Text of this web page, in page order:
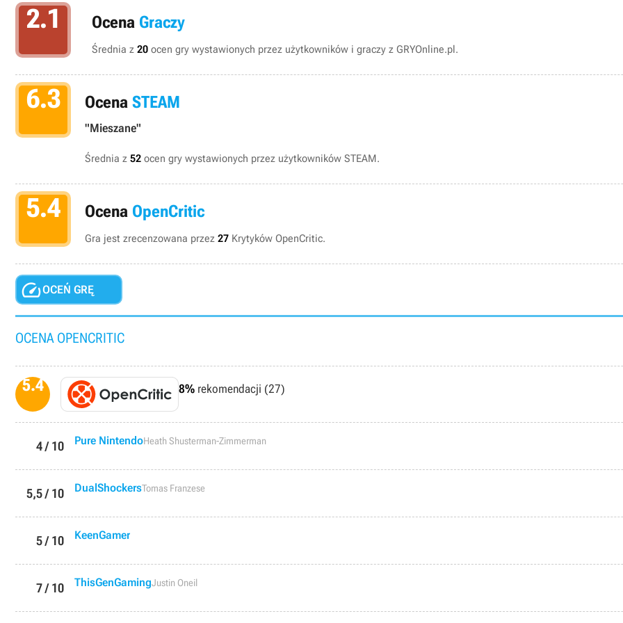
2.1 Ocena Graczy
Średnia z 20 ocen gry wystawionych przez użytkowników i graczy z GRYOnline.pl.
6.3 Ocena STEAM
"Mieszane"
Średnia z 52 ocen gry wystawionych przez użytkowników STEAM.
5.4 Ocena OpenCritic
Gra jest zrecenzowana przez 27 Krytyków OpenCritic.
OCEŃ GRĘ
OCENA OPENCRITIC
5.4 8% rekomendacji (27)
4 / 10 Pure NintendoHeath Shusterman-Zimmerman
5,5 / 10 DualShockersTomas Franzese
5 / 10 KeenGamer
7 / 10 ThisGenGamingJustin Oneil